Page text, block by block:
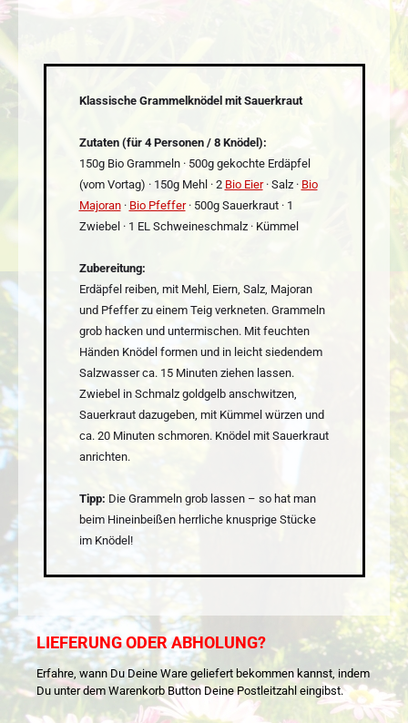
Klassische Grammelknödel mit Sauerkraut
Zutaten (für 4 Personen / 8 Knödel):
150g Bio Grammeln · 500g gekochte Erdäpfel
(vom Vortag) · 150g Mehl · 2 Bio Eier· Salz · Bio
Majoran· Bio Pfeffer· 500g Sauerkraut · 1
Zwiebel · 1 EL Schweineschmalz · Kümmel
Zubereitung:
Erdäpfel reiben, mit Mehl, Eiern, Salz, Majoran
und Pfeffer zu einem Teig verkneten. Grammeln
grob hacken und untermischen. Mit feuchten
Händen Knödel formen und in leicht siedendem
Salzwasser ca. 15 Minuten ziehen lassen.
Zwiebel in Schmalz goldgelb anschwitzen,
Sauerkraut dazugeben, mit Kümmel würzen und
ca. 20 Minuten schmoren. Knödel mit Sauerkraut
anrichten.
Tipp: Die Grammeln grob lassen – so hat man
beim Hineinbeißen herrliche knusprige Stücke
im Knödel!
LIEFERUNG ODER ABHOLUNG?
Erfahre, wann Du Deine Ware geliefert bekommen kannst, indem
Du unter dem Warenkorb Button Deine Postleitzahl eingibst.